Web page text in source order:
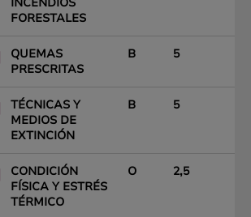
FORESTALES
QUEMAS
PRESCRITAS
B 5
TÉCNICAS Y
MEDIOS DE
EXTINCIÓN
B 5
CONDICIÓN
FÍSICA Y ESTRÉS
TÉRMICO
O 2,5